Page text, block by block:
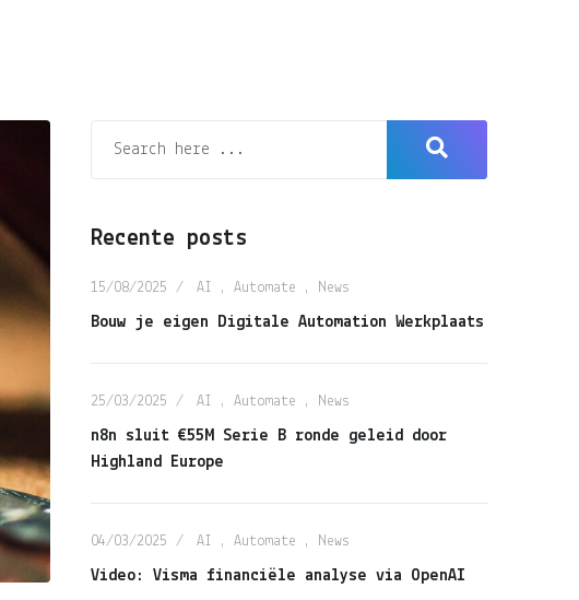
Recente posts
15/08/2025 AI , Automate , News
Bouw je eigen Digitale Automation Werkplaats
25/03/2025 AI , Automate , News
n8n sluit €55M Serie B ronde geleid door
Highland Europe
04/03/2025 AI , Automate , News
Video: Visma financiële analyse via OpenAI